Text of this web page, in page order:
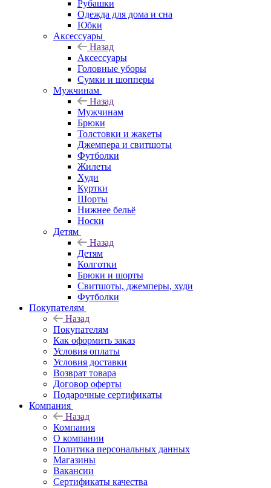
Рубашки
Одежда для дома и сна
Юбки
Аксессуары
Назад
Аксессуары
Головные уборы
Сумки и шопперы
Мужчинам
Назад
Мужчинам
Брюки
Толстовки и жакеты
Джемпера и свитшоты
Футболки
Жилеты
Худи
Куртки
Шорты
Нижнее бельё
Носки
Детям
Назад
Детям
Колготки
Брюки и шорты
Свитшоты, джемперы, худи
Футболки
Покупателям
Назад
Покупателям
Как оформить заказ
Условия оплаты
Условия доставки
Возврат товара
Договор оферты
Подарочные сертификаты
Компания
Назад
Компания
О компании
Политика персональных данных
Магазины
Вакансии
Сертификаты качества